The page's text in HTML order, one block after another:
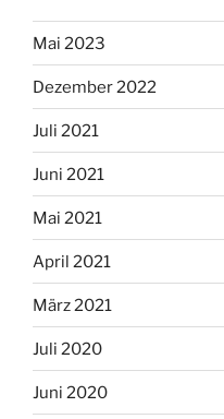
Mai 2023
Dezember 2022
Juli 2021
Juni 2021
Mai 2021
April 2021
März 2021
Juli 2020
Juni 2020